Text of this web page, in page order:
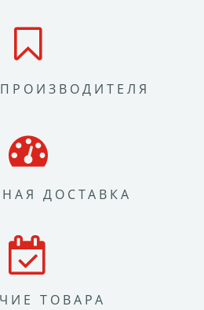
ДОСТАВКА
ТОВАРА